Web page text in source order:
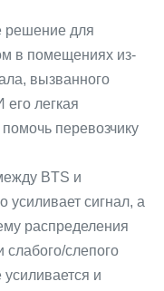
решение для
в помещениях из-
вызванного
легкая
перевозчику
BTS и
сигнал, а
распределения
слепого
и